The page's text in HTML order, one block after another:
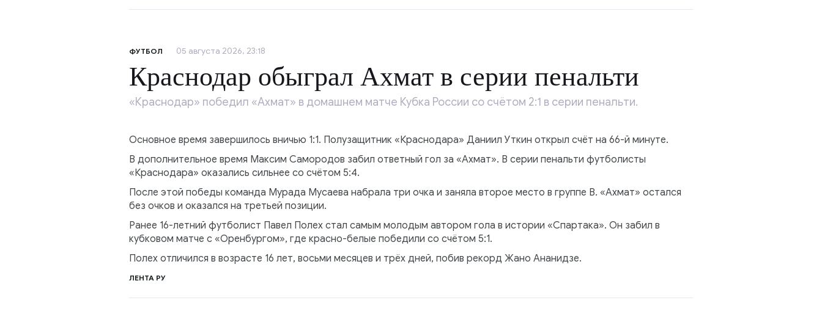
ФУТБОЛ 05 августа 2026, 23:18
Краснодар обыграл Ахмат в серии пенальти
«Краснодар» победил «Ахмат» в домашнем матче Кубка России со счётом 2:1 в серии пенальти.
Основное время завершилось вничью 1:1. Полузащитник «Краснодара» Даниил Уткин открыл счёт на 66-й минуте.
В дополнительное время Максим Самородов забил ответный гол за «Ахмат». В серии пенальти футболисты
«Краснодара» оказались сильнее со счётом 5:4.
После этой победы команда Мурада Мусаева набрала три очка и заняла второе место в группе В. «Ахмат» остался
без очков и оказался на третьей позиции.
Ранее 16-летний футболист Павел Полех стал самым молодым автором гола в истории «Спартака». Он забил в
кубковом матче с «Оренбургом», где красно-белые победили со счётом 5:1.
Полех отличился в возрасте 16 лет, восьми месяцев и трёх дней, побив рекорд Жано Ананидзе.
ЛЕНТА РУ